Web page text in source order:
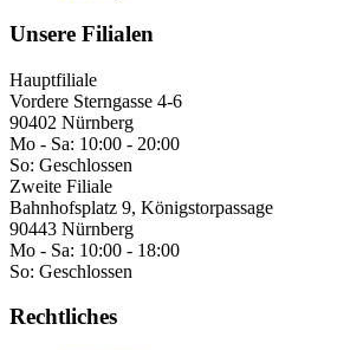
Unsere Filialen
Hauptfiliale
Vordere Sterngasse 4-6
90402 Nürnberg
Mo - Sa: 10:00 - 20:00
So: Geschlossen
Zweite Filiale
Bahnhofsplatz 9, Königstorpassage
90443 Nürnberg
Mo - Sa: 10:00 - 18:00
So: Geschlossen
Rechtliches